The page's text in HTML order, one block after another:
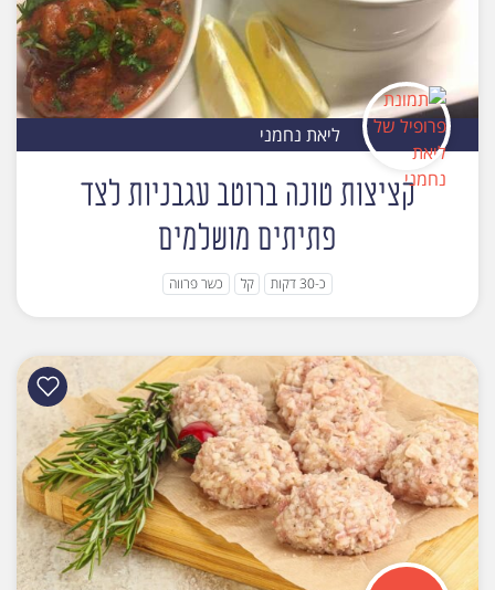
ליאת נחמני
קציצות טונה ברוטב עגבניות לצד
פתיתים מושלמים
כ-30 דקות קל כשר פרווה